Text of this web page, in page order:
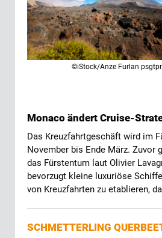
©iStock/Anze Furlan
Monaco ändert Cruise-
Das Kreuzfahrtgeschäft wird im
November bis Ende März. Zuvor
das Fürstentum laut Olivier
bevorzugt kleine luxuriöse
von Kreuzfahrten zu etablieren,
SCHMETTERLING